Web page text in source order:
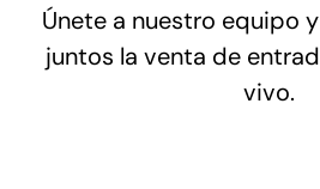
Únete a nuestro equipo
juntos la venta de
vivo.